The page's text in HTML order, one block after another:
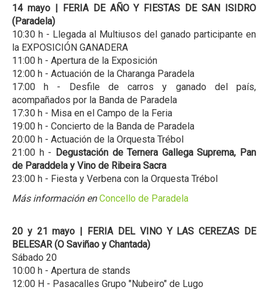
14 mayo | FERIA DE AÑO Y FIESTAS DE SAN ISIDRO
(Paradela)
10:30 h - Llegada al Multiusos del ganado participante en
la EXPOSICIÓN GANADERA
11:00 h - Apertura de la Exposición
12:00 h - Actuación de la Charanga Paradela
17:00 h - Desfile de carros y ganado del país,
acompañados por la Banda de Paradela
17:30 h - Misa en el Campo de la Feria
19:00 h - Concierto de la Banda de Paradela
20:00 h - Actuación de la Orquesta Trébol
21:00 h - Degustación de Ternera Gallega Suprema, Pan
de Paraddela y Vino de Ribeira Sacra
23:00 h - Fiesta y Verbena con la Orquesta Trébol
Más información enConcello de Paradela
20 y 21 mayo | FERIA DEL VINO Y LAS CEREZAS DE
BELESAR (O Saviñao y Chantada)
Sábado 20
10:00 h - Apertura de stands
12:00 H - Pasacalles Grupo "Nubeiro" de Lugo